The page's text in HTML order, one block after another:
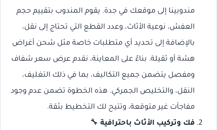
مندوبينا إلى موقعك في جدة. يقوم المندوب بتقييم حجم
العفش، نوعية الأثاث، وعدد القطع التي تحتاج إلى نقل،
بالإضافة إلى تحديد أي متطلبات خاصة مثل شحن أغراض
هشة أو ثقيلة. بناءً على المعاينة، نقدم عرض سعر شفاف
ومفصل يتضمن جميع التكاليف، بما في ذلك التغليف،
النقل، والتخليص الجمركي. هذه الخطوة تضمن عدم وجود
مفاجآت غير متوقعة، وتتيح لك التخطيط بثقة.
فك وتركيب الأثاث باحترافية🔧